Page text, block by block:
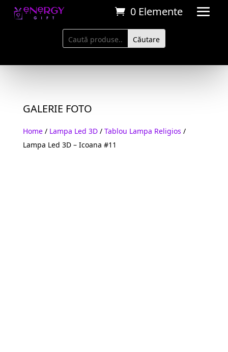
0 Elemente
GALERIE FOTO
Home/ Lampa Led 3D/ Tablou Lampa Religios /
Lampa Led 3D – Icoana #11